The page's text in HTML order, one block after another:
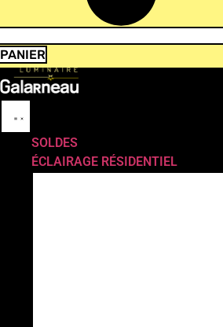
PANIER
SOLDES
ÉCLAIRAGE RÉSIDENTIEL